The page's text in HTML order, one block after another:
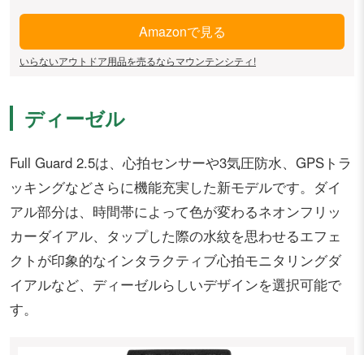
Amazonで見る
いらないアウトドア用品を売るならマウンテンシティ!
ディーゼル
Full Guard 2.5は、心拍センサーや3気圧防水、GPSトラ
ッキングなどさらに機能充実した新モデルです。ダイ
アル部分は、時間帯によって色が変わるネオンフリッ
カーダイアル、タップした際の水紋を思わせるエフェ
クトが印象的なインタラクティブ心拍モニタリングダ
イアルなど、ディーゼルらしいデザインを選択可能で
す。